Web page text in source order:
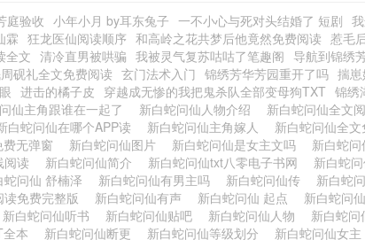
庭验收 小年小月 by耳东兔子 一不小心与死对头结婚了 短剧
霖 狂龙医仙阅读顺序 和高岭之花共梦后他竟然免费阅读 惹毛
全文 清冷直男被哄骗 我被灵气复苏咕咕了笔趣阁 导航到锦绣
砚礼全文免费阅读 玄门法术入门 锦绣芳华芳园重开了吗 揣
进击的橘子皮 穿越成无惨的我把鬼杀队全部变母狗TXT 锦绣
仙主角跟谁在一起了 新白蛇问仙人物介绍 新白蛇问仙全文
白蛇问仙在哪个APP读 新白蛇问仙主角嫁人 新白蛇问仙全
无弹窗 新白蛇问仙图片 新白蛇问仙是女主文吗 新白蛇
阅读 新白蛇问仙简介 新白蛇问仙txt八零电子书网 新白蛇
蛇问仙 舒楠泽 新白蛇问仙有男主吗 新白蛇问仙传 新白蛇
免费完整版 新白蛇问仙有声 新白蛇问仙 起点 新白蛇问
新白蛇问仙听书 新白蛇问仙贴吧 新白蛇问仙人物 新白蛇问
本 新白蛇问仙断更 新白蛇问仙等级划分 新白蛇问仙女主